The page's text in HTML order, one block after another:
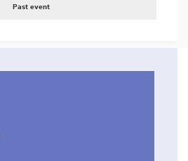
Past event